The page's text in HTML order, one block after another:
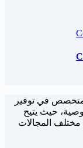
في توفير
حيث يتيح
المجالات